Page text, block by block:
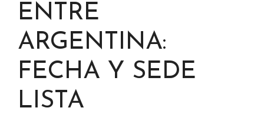
ENTRE
ARGENTINA:
FECHA Y SEDE
LISTA